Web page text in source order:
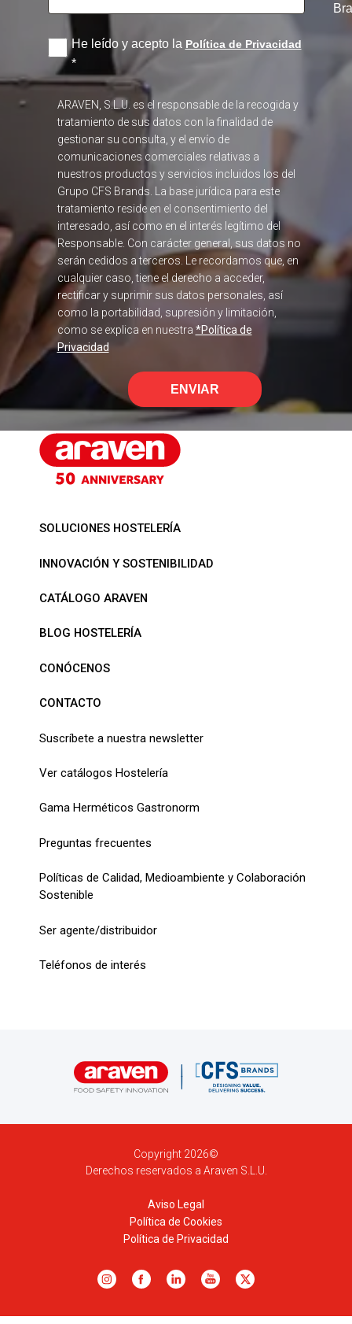
He leído y acepto la Política de Privacidad
*
ARAVEN, S.L.U. es el responsable de la recogida y
tratamiento de sus datos con la finalidad de
gestionar su consulta, y el envío de
comunicaciones comerciales relativas a
nuestros productos y servicios incluidos los del
Grupo CFS Brands. La base jurídica para este
tratamiento reside en el consentimiento del
interesado, así como en el interés legítimo del
Responsable. Con carácter general, sus datos no
serán cedidos a terceros. Le recordamos que, en
cualquier caso, tiene el derecho a acceder,
rectificar y suprimir sus datos personales, así
como la portabilidad, supresión y limitación,
como se explica en nuestra *Política de
Privacidad
ENVIAR
SOLUCIONES HOSTELERÍA
INNOVACIÓN Y SOSTENIBILIDAD
CATÁLOGO ARAVEN
BLOG HOSTELERÍA
CONÓCENOS
CONTACTO
Suscríbete a nuestra newsletter
Ver catálogos Hostelería
Gama Herméticos Gastronorm
Preguntas frecuentes
Políticas de Calidad, Medioambiente y Colaboración
Sostenible
Ser agente/distribuidor
Teléfonos de interés
Copyright 2026©
Derechos reservados a Araven S.L.U.
Aviso Legal
Política de Cookies
Política de Privacidad